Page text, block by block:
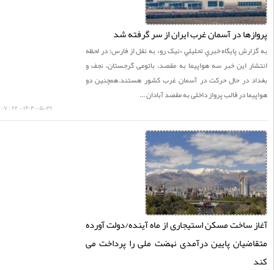
در آسمان غرب ایران از سر گرفته شد
پايگاه خبري تحليلي «نيک رو» به نقل از فارس؛ در لحظه
این خبر سه هواپیما به مقصد، باتومی گرجستان، نجف و
در حال حرکت در آسمان غرب کشور هستند.همچنین دو
در قالب پرواز داخلی به مقصد آبادان ...
۱۴۰۴-۰۵-۳۱ - ۲۲ : ۰۷
ساخت مسکن استیجاری از ماه آینده/دولت آورده
پایین درآمدی نهضت ملی را پرداخت می